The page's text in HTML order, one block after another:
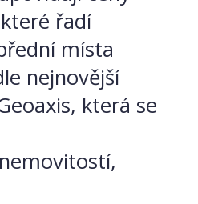
řadí
místa
nejnovější
která se